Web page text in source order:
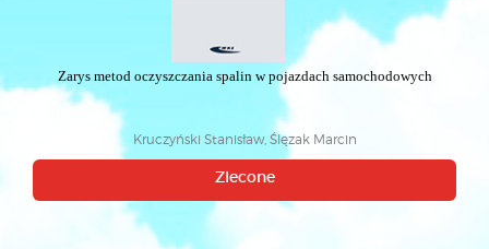
Zarys metod oczyszczania spalin w pojazdach samochodowych
Kruczyński Stanisław, Ślęzak Marcin
Zlecone